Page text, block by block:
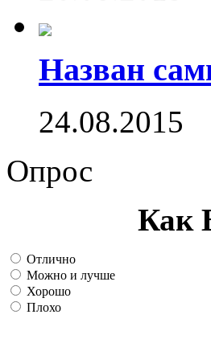
Назван
24.08.2015
Опрос
Как
Отлично
Можно и лучше
Хорошо
Плохо